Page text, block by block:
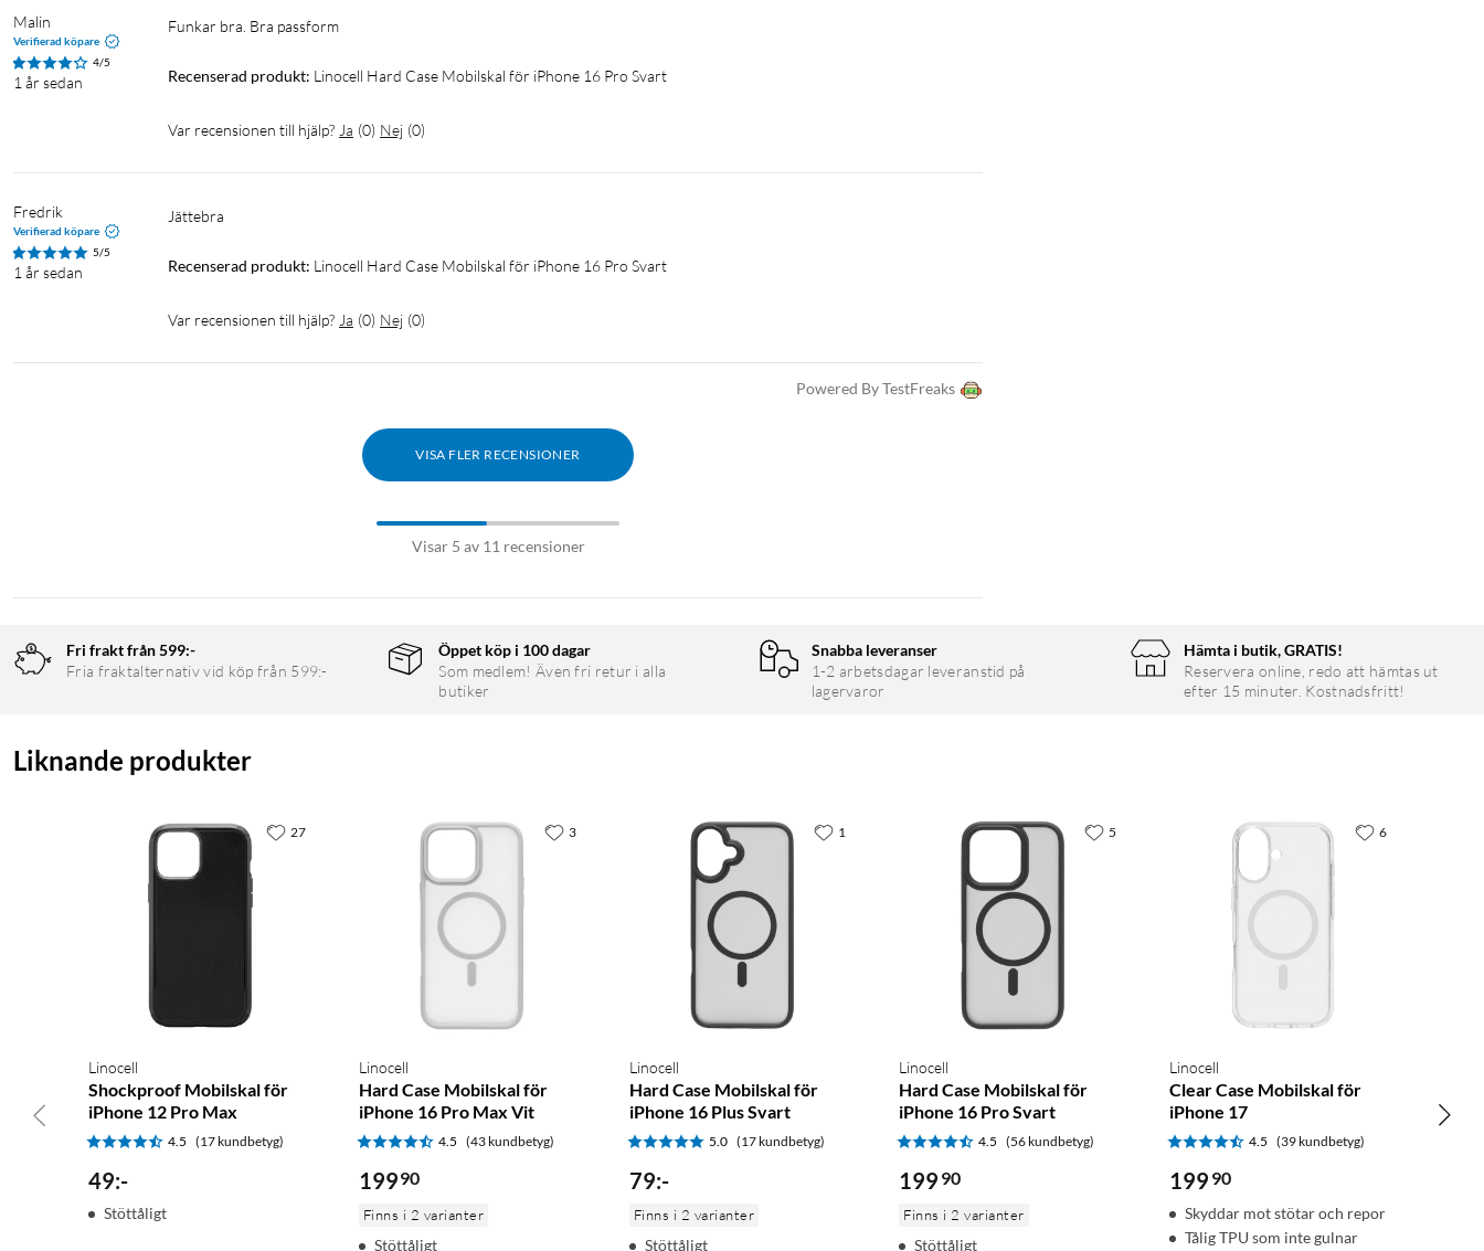
Malin
Verifierad köpare
4/5
1 år sedan
Funkar bra. Bra passform
Recenserad produkt: Linocell Hard Case Mobilskal för iPhone 16 Pro Svart
Var recensionen till hjälp? Ja (0) Nej (0)
Fredrik
Verifierad köpare
5/5
1 år sedan
Jättebra
Recenserad produkt: Linocell Hard Case Mobilskal för iPhone 16 Pro Svart
Var recensionen till hjälp? Ja (0) Nej (0)
Powered By TestFreaks
VISA FLER RECENSIONER
Visar 5 av 11 recensioner
Fri frakt från 599:-
Fria fraktalternativ vid köp från 599:-
Öppet köp i 100 dagar
Som medlem! Även fri retur i alla
butiker
Snabba leveranser
1-2 arbetsdagar leveranstid på
lagervaror
Hämta i butik, GRATIS!
Reservera online, redo att hämtas ut
efter 15 minuter. Kostnadsfritt!
Liknande produkter
Linocell
Shockproof Mobilskal för
iPhone 12 Pro Max
4.5 (17 kundbetyg)
49:-
Stöttåligt
27
Linocell
Hard Case Mobilskal för
iPhone 16 Pro Max Vit
4.5 (43 kundbetyg)
19990
Finns i 2 varianter
Stöttåligt
3
Linocell
Hard Case Mobilskal för
iPhone 16 Plus Svart
5.0 (17 kundbetyg)
79:-
Finns i 2 varianter
Stöttåligt
1
Linocell
Hard Case Mobilskal för
iPhone 16 Pro Svart
4.5 (56 kundbetyg)
199 90
Finns i 2 varianter
Stöttåligt
5
Linocell
Clear Case Mobilskal för
iPhone 17
4.5 (39 kundbetyg)
199 90
Skyddar mot stötar och repor
Tålig TPU som inte gulnar
6